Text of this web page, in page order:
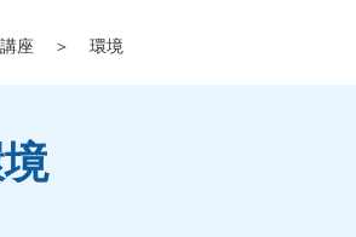
座 ＞ 環境